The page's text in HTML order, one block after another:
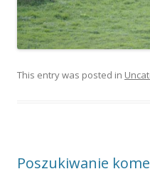
This entry was posted in
Poszukiwanie